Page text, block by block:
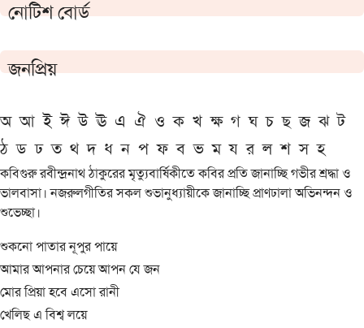
নোটিশ বোর্ড
জনপ্রিয়
অ আ ই ঈ উ ঊ এ ঐ ও ক খ ক্ষ গ ঘ চ ছ জ ঝ ট
ঠ ড ঢ ত থ দ ধ ন প ফ ব ভ ম য র ল শ স হ
কবিগুরু রবীন্দ্রনাথ ঠাকুরের মৃত্যুবার্ষিকীতে কবির প্রতি জানাচ্ছি গভীর শ্রদ্ধা ও
ভালবাসা। নজরুলগীতির সকল শুভানুধ্যায়ীকে জানাচ্ছি প্রাণঢালা অভিনন্দন ও
শুভেচ্ছা।
শুকনো পাতার নূপুর পায়ে
আমার আপনার চেয়ে আপন যে জন
মোর প্রিয়া হবে এসো রানী
খেলিছ এ বিশ্ব লয়ে